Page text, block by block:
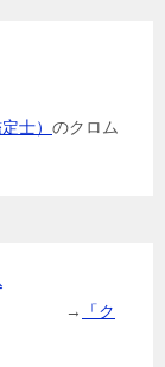
士） のクロム
→
「ク